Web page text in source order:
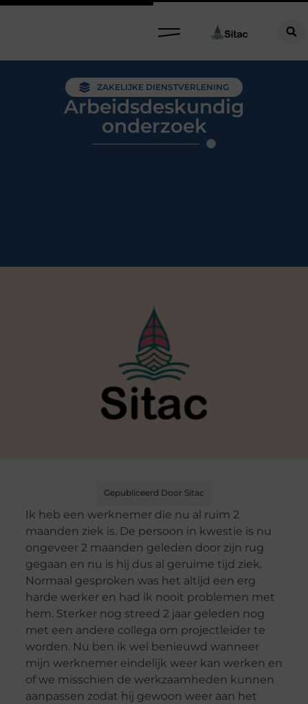
ZAKELIJKE DIENSTVERLENING
Arbeidsdeskundig
onderzoek
Gepubliceerd Door Sitac
Ik heb een werknemer die nu al ruim 2
maanden ziek is. De persoon in kwestie is nu
ongeveer 2 maanden geleden door zijn rug
gegaan en nu is hij dus al geruime tijd ziek.
Normaal gesproken was het altijd een erg
harde werker en had ik nooit problemen met
hem. Sterker nog streed 2 jaar geleden nog
met een andere collega om projectleider te
worden. Nu ben ik wel benieuwd wanneer
mijn werknemer eindelijk weer kan werken en
of we misschien de werkzaamheden kunnen
aanpassen zodat hij gewoon weer aan het